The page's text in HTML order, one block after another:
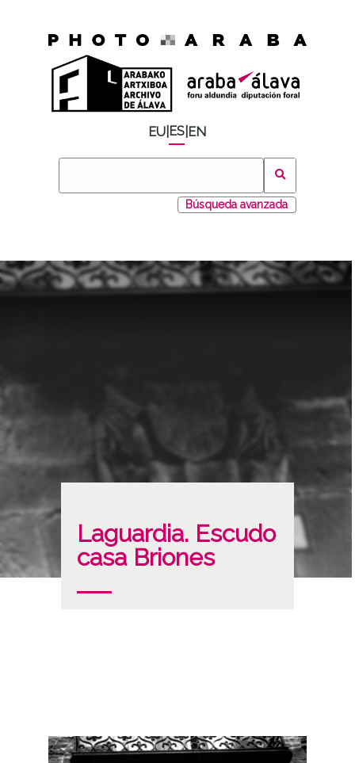
EU ES EN
Búsqueda avanzada
Laguardia. Escudo
casa Briones